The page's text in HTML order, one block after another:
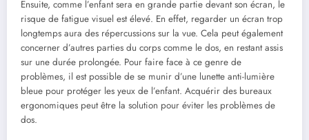
Ensuite, comme l’enfant sera en grande partie devant son écran, le
risque de fatigue visuel est élevé. En effet, regarder un écran trop
longtemps aura des répercussions sur la vue. Cela peut également
concerner d’autres parties du corps comme le dos, en restant assis
sur une durée prolongée. Pour faire face à ce genre de
problèmes, il est possible de se munir d’une lunette anti-lumière
bleue pour protéger les yeux de l’enfant. Acquérir des bureaux
ergonomiques peut être la solution pour éviter les problèmes de
dos.